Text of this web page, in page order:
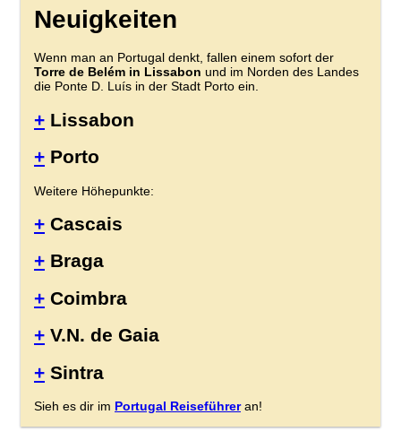
Neuigkeiten
Wenn man an Portugal denkt, fallen einem sofort der
Torre de Belém in Lissabon und im Norden des Landes
die Ponte D. Luís in der Stadt Porto ein.
+ Lissabon
+ Porto
Weitere Höhepunkte:
+ Cascais
+ Braga
+ Coimbra
+ V.N. de Gaia
+ Sintra
Sieh es dir im Portugal Reiseführeran!